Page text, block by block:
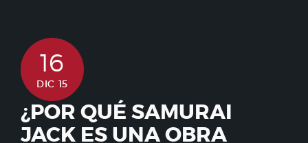
16
DIC 15
¿POR QUÉ SAMURAI
JACK ES UNA OBRA